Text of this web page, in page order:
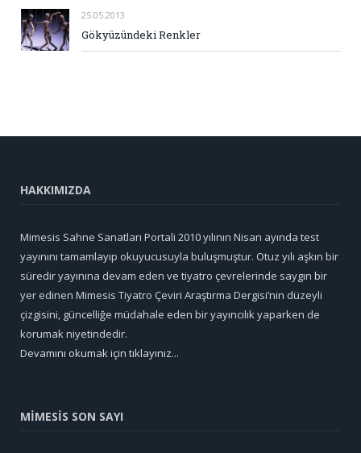
25.05.2013
Gökyüzündeki Renkler
HAKKIMIZDA
Mimesis Sahne Sanatları Portali 2010 yılının Nisan ayında test
yayınını tamamlayıp okuyucusuyla buluşmuştur. Otuz yılı aşkın bir
süredir yayınına devam eden ve tiyatro çevrelerinde saygın bir
yer edinen Mimesis Tiyatro Çeviri Araştırma Dergisi’nin düzeyli
çizgisini, güncelliğe müdahale eden bir yayıncılık yaparken de
korumak niyetindedir.
Devamını okumak için tıklayınız...
MİMESİS SON SAYI